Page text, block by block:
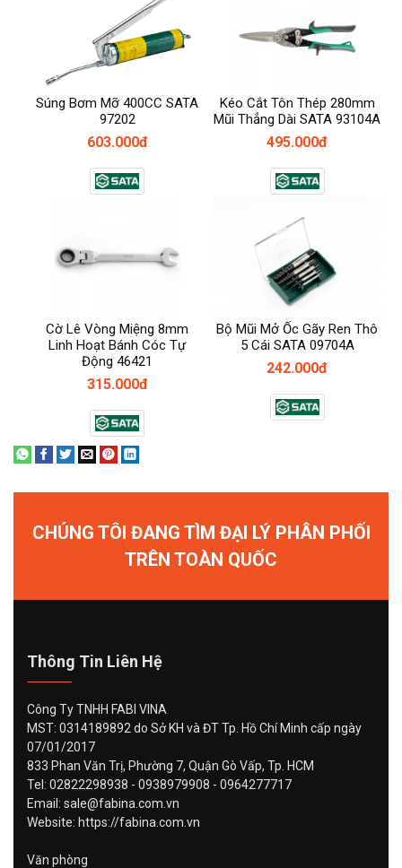
Súng Bơm Mỡ 400CC SATA
97202
603.000đ
Kéo Cắt Tôn Thép 280mm
Mũi Thẳng Dài SATA 93104A
495.000đ
Cờ Lê Vòng Miệng 8mm
Linh Hoạt Bánh Cóc Tự
Động 46421
315.000đ
Bộ Mũi Mở Ốc Gãy Ren Thô
5 Cái SATA 09704A
242.000đ
CHÚNG TÔI ĐANG TÌM ĐẠI LÝ PHÂN PHỐI
TRÊN TOÀN QUỐC
Thông Tin Liên Hệ
Công Ty TNHH FABI VINA
MST: 0314189892 do Sở KH và ĐT Tp. Hồ Chí Minh cấp ngày
07/01/2017
833 Phan Văn Trị, Phường 7, Quận Gò Vấp, Tp. HCM
Tel: 02822298938 - 0938979908 - 0964277717
Email: sale@fabina.com.vn
Website: https://fabina.com.vn
Văn phòng